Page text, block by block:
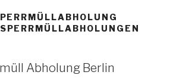
Abholung Berlin